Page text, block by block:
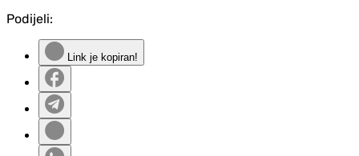
Podijeli:
Link je kopiran!